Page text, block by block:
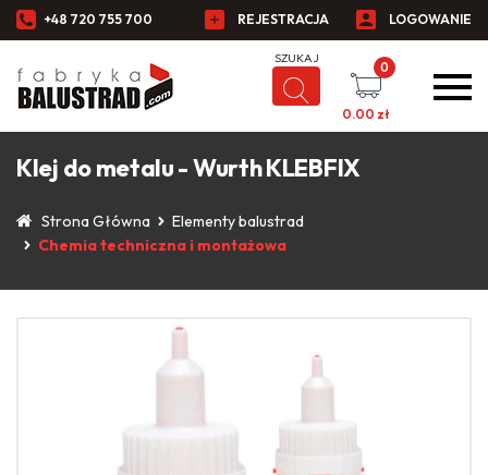
+48 720 755 700 REJESTRACJA LOGOWANIE
0
0.00 zł
Klej do metalu - Wurth KLEBFIX
Strona Główna
Elementy balustrad
Chemia techniczna i montażowa